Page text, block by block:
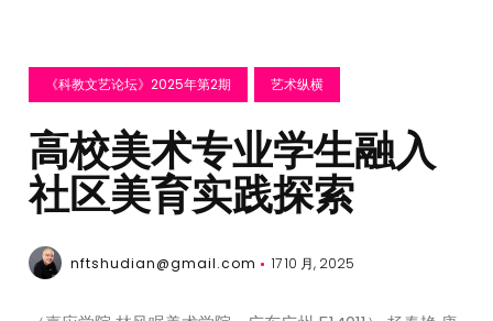
《科教文艺论坛》2025年第2期 艺术纵横
高校美术专业学生融入
社区美育实践探索
nftshudian@gmail.com 17 10 月, 2025